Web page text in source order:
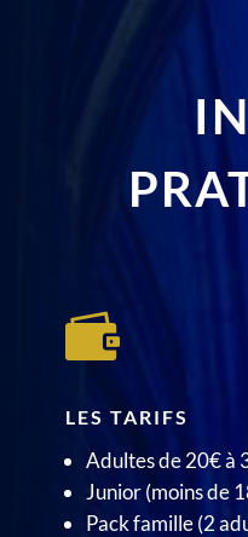

LES TARIFS
Adultes de 20€ à
Junior (moins de
Pack famille (2